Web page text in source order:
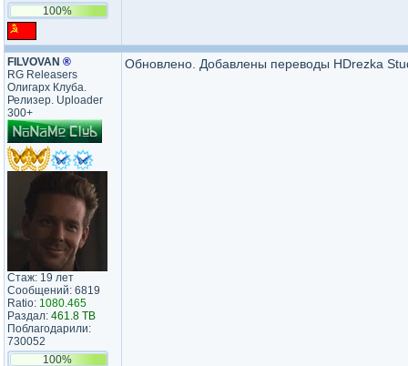
100%
FILVOVAN ®
RG Releasers
Олигарх Клуба.
Релизер. Uploader
300+
Стаж: 19 лет
Сообщений: 6819
Ratio: 1080.465
Раздал: 461.8 TB
Поблагодарили:
730052
100%
Обновлено. Добавлены переводы HDrezka